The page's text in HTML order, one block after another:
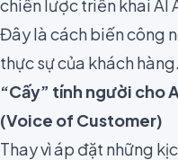
chiến lược triển khai AI
Đây là cách biến công
thực sự của khách hàng.
“Cấy” tính người cho
(Voice of Customer)
Thay vì áp đặt những